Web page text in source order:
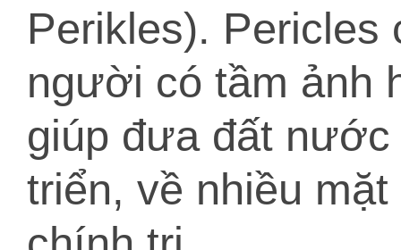
Perikles). Pericles
người có tầm ảnh
giúp đưa đất
triển, về nhiều